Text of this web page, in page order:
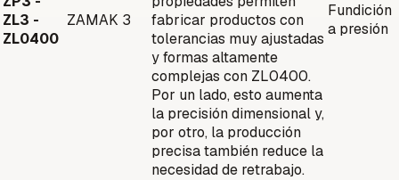
ZL3 -
ZL0400
ZAMAK 3
fabricar productos con
tolerancias muy ajustadas
y formas altamente
complejas con ZL0400.
Por un lado, esto aumenta
la precisión dimensional y,
por otro, la producción
precisa también reduce la
necesidad de retrabajo.
Fundición
a presión